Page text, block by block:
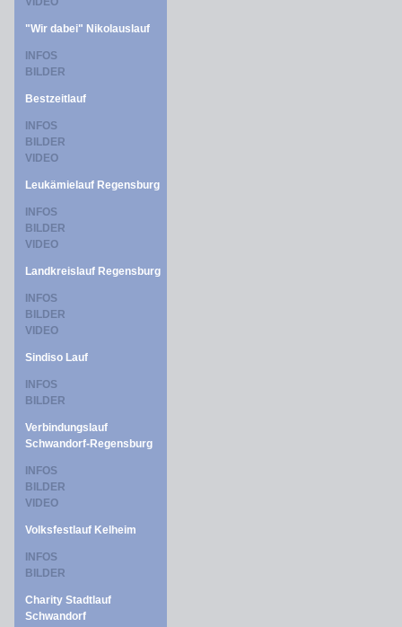
"Wir dabei" Nikolauslauf
INFOS
BILDER
Bestzeitlauf
INFOS
BILDER
VIDEO
Leukämielauf Regensburg
INFOS
BILDER
VIDEO
Landkreislauf Regensburg
INFOS
BILDER
VIDEO
Sindiso Lauf
INFOS
BILDER
Verbindungslauf
Schwandorf-Regensburg
INFOS
BILDER
VIDEO
Volksfestlauf Kelheim
INFOS
BILDER
Charity Stadtlauf
Schwandorf